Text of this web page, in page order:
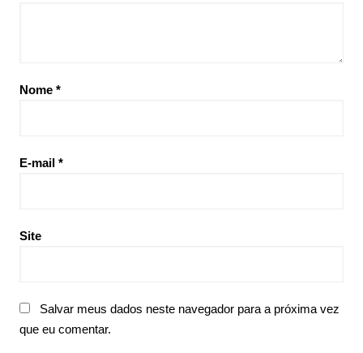
Nome *
E-mail *
Site
Salvar meus dados neste navegador para a próxima vez
que eu comentar.